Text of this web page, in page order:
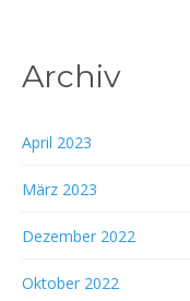
Archiv
April 2023
März 2023
Dezember 2022
Oktober 2022